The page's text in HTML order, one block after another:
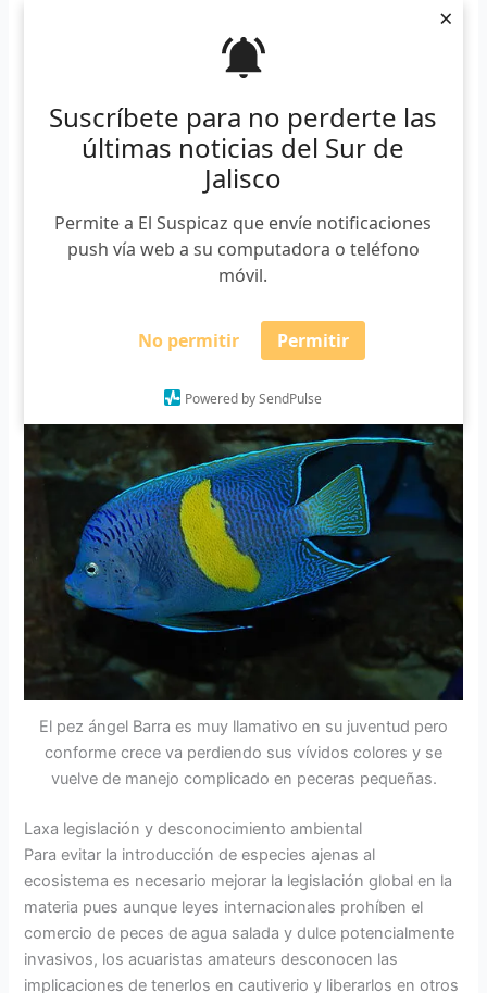
Suscríbete para no perderte las
últimas noticias del Sur de
Jalisco
Permite a El Suspicaz que envíe notificaciones
push vía web a su computadora o teléfono
móvil.
No permitir Permitir
Powered by SendPulse
×
invasiva, el biólogo advierte que la eventual introducción de
, como la competencia por recursos
con los dos peces ángel que ya se distribuyen de manera
local en la región.
Suscríbete a nuestro boletín
Email*
El pez ángel Barra es muy llamativo en su juventud pero
conforme crece va perdiendo sus vívidos colores y se
vuelve de manejo complicado en peceras pequeñas.
Laxa legislación y desconocimiento ambiental
Para evitar la introducción de especies ajenas al
ecosistema es necesario mejorar la legislación global en la
materia pues aunque leyes internacionales prohíben el
comercio de peces de agua salada y dulce potencialmente
invasivos, los acuaristas amateurs desconocen las
implicaciones de tenerlos en cautiverio y liberarlos en otros